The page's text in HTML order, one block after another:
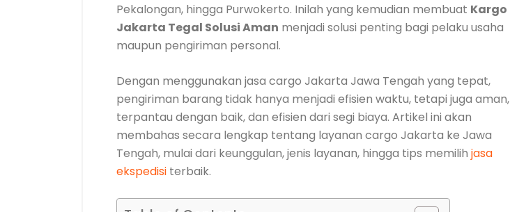
Pekalongan, hingga Purwokerto. Inilah yang kemudian membuat Kargo
Jakarta Tegal Solusi Aman menjadi solusi penting bagi pelaku usaha
maupun pengiriman personal.
Dengan menggunakan jasa cargo Jakarta Jawa Tengah yang tepat,
pengiriman barang tidak hanya menjadi efisien waktu, tetapi juga aman,
terpantau dengan baik, dan efisien dari segi biaya. Artikel ini akan
membahas secara lengkap tentang layanan cargo Jakarta ke Jawa
Tengah, mulai dari keunggulan, jenis layanan, hingga tips memilih jasa
ekspedisi terbaik.